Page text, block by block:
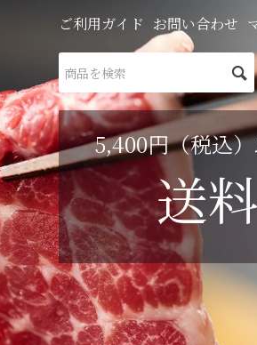
ご利用ガイド お問い合わせ
5,400円（税込
送